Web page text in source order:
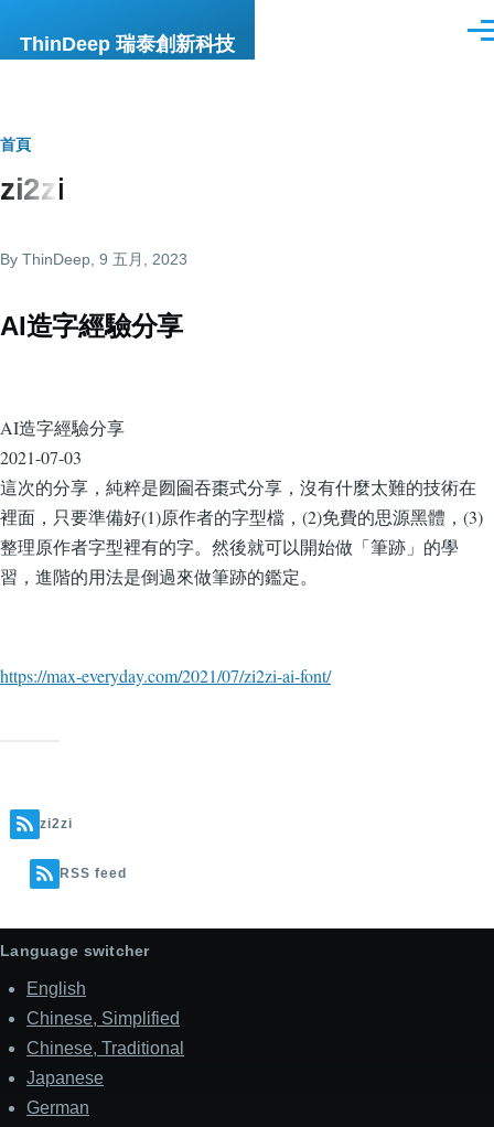
ThinDeep 瑞泰創新科技
選
導
航
結
首頁
zi2zi
By ThinDeep , 9 五月, 2023
AI造字經驗分享
AI造字經驗分享
2021-07-03
這次的分享，純粹是囫圇吞棗式分享，沒有什麼太難的技術在
裡面，只要準備好(1)原作者的字型檔，(2)免費的思源黑體，(3)
整理原作者字型裡有的字。然後就可以開始做「筆跡」的學
習，進階的用法是倒過來做筆跡的鑑定。
https://max-everyday.com/2021/07/zi2zi-ai-font/
zi2zi
RSS feed
Language switcher
English
Chinese, Simplified
Chinese, Traditional
Japanese
German